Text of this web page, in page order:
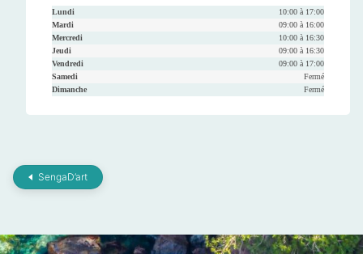
Lundi
10:00 à 17:00
Mardi
09:00 à 16:00
Mercredi
10:00 à 16:30
Jeudi
09:00 à 16:30
Vendredi
09:00 à 17:00
Samedi
Fermé
Dimanche
Fermé
SengaD’art